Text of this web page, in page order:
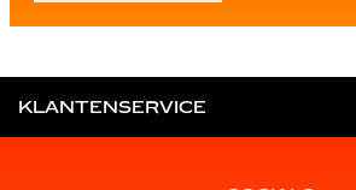
KLANTENSERVICE